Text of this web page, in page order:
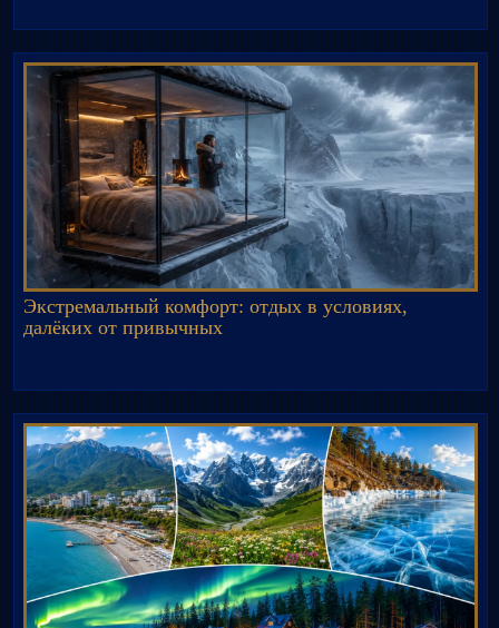
Экстремальный комфорт: отдых в условиях,
далёких от привычных